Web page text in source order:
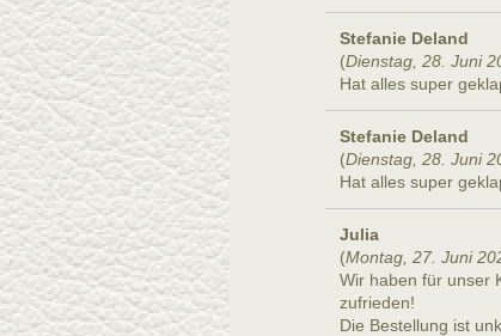
Stefanie Deland
(Dienstag, 28. Juni
Hat alles super
Stefanie Deland
(Dienstag, 28. Juni
Hat alles super
Julia
(Montag, 27. Juni
Wir haben für unser
zufrieden!
Die Bestellung ist